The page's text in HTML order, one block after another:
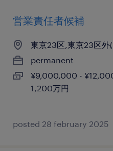
営業責任者候補
東京23区,東京23区外
permanent
¥9,000,000 -
1,200万円
posted 28 february 2025